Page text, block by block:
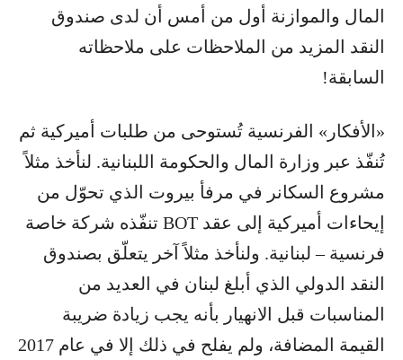
المال والموازنة أول من أمس أن لدى صندوق
النقد المزيد من الملاحظات على ملاحظاته
السابقة!
«الأفكار» الفرنسية تُستوحى من طلبات أميركية ثم
تُنفّذ عبر وزارة المال والحكومة اللبنانية. لنأخذ مثلاً
مشروع السكانر في مرفأ بيروت الذي تحوّل من
إيحاءات أميركية إلى عقد BOT تنفّذه شركة خاصة
فرنسية – لبنانية. ولنأخذ مثلاً آخر يتعلّق بصندوق
النقد الدولي الذي أبلغ لبنان في العديد من
المناسبات قبل الانهيار بأنه يجب زيادة ضريبة
القيمة المضافة، ولم يفلح في ذلك إلا في عام 2017